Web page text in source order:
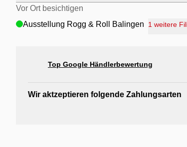
Vor Ort besichtigen
Ausstellung Rogg & Roll Balingen
Ausstellung Rogg & Roll Reutlingen
Ausstellung Möbel Rogg Reutlingen
1 weitere
Top Google Händlerbewertung
Wir aktzeptieren folgende Zahlungsarten